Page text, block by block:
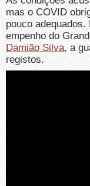
mas o COVID
pouco
empenho do
Damião Silva, a
registos.